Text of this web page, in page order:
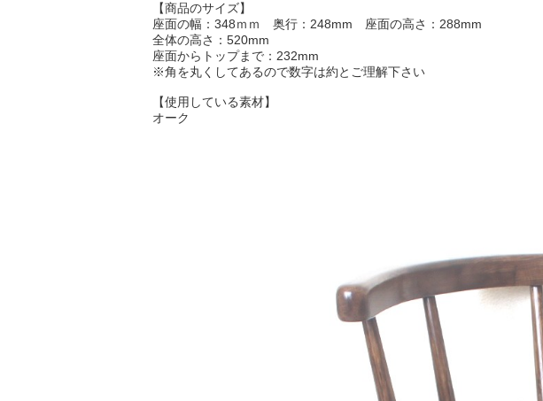
【商品のサイズ】
座面の幅：348ｍｍ 奥行：248mm 座面の高さ：288mm
全体の高さ：520mm
座面からトップまで：232mm
※角を丸くしてあるので数字は約とご理解下さい
【使用している素材】
オーク